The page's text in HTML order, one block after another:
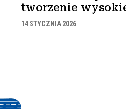
tworzenie
14 STYCZNIA 2026